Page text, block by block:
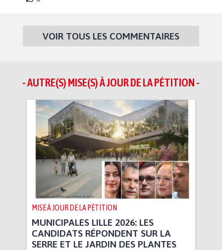
VOIR TOUS LES COMMENTAIRES
- AUTRE(S) MISE(S) À JOUR DE LA PÉTITION -
MISE À JOUR DE LA PÉTITION
MUNICIPALES LILLE 2026: LES
CANDIDATS RÉPONDENT SUR LA
SERRE ET LE JARDIN DES PLANTES